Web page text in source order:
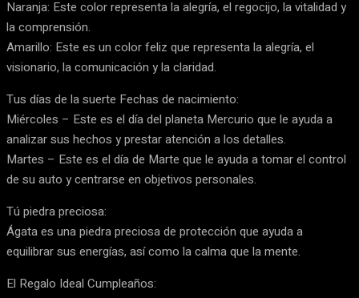
Naranja: Este color representa la alegría, el regocijo, la vitalidad y
la comprensión.
Amarillo: Este es un color feliz que representa la alegría, el
visionario, la comunicación y la claridad.
Tus días de la suerte Fechas de nacimiento:
Miércoles – Este es el día del planeta Mercurio que le ayuda a
analizar sus hechos y prestar atención a los detalles.
Martes – Este es el día de Marte que le ayuda a tomar el control
de su auto y centrarse en objetivos personales.
Tú piedra preciosa:
Ágata es una piedra preciosa de protección que ayuda a
equilibrar sus energías, así como la calma que la mente.
El Regalo Ideal Cumpleaños: